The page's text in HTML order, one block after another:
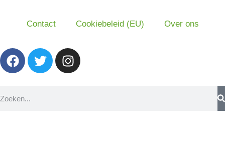
Contact Cookiebeleid (EU) Over ons